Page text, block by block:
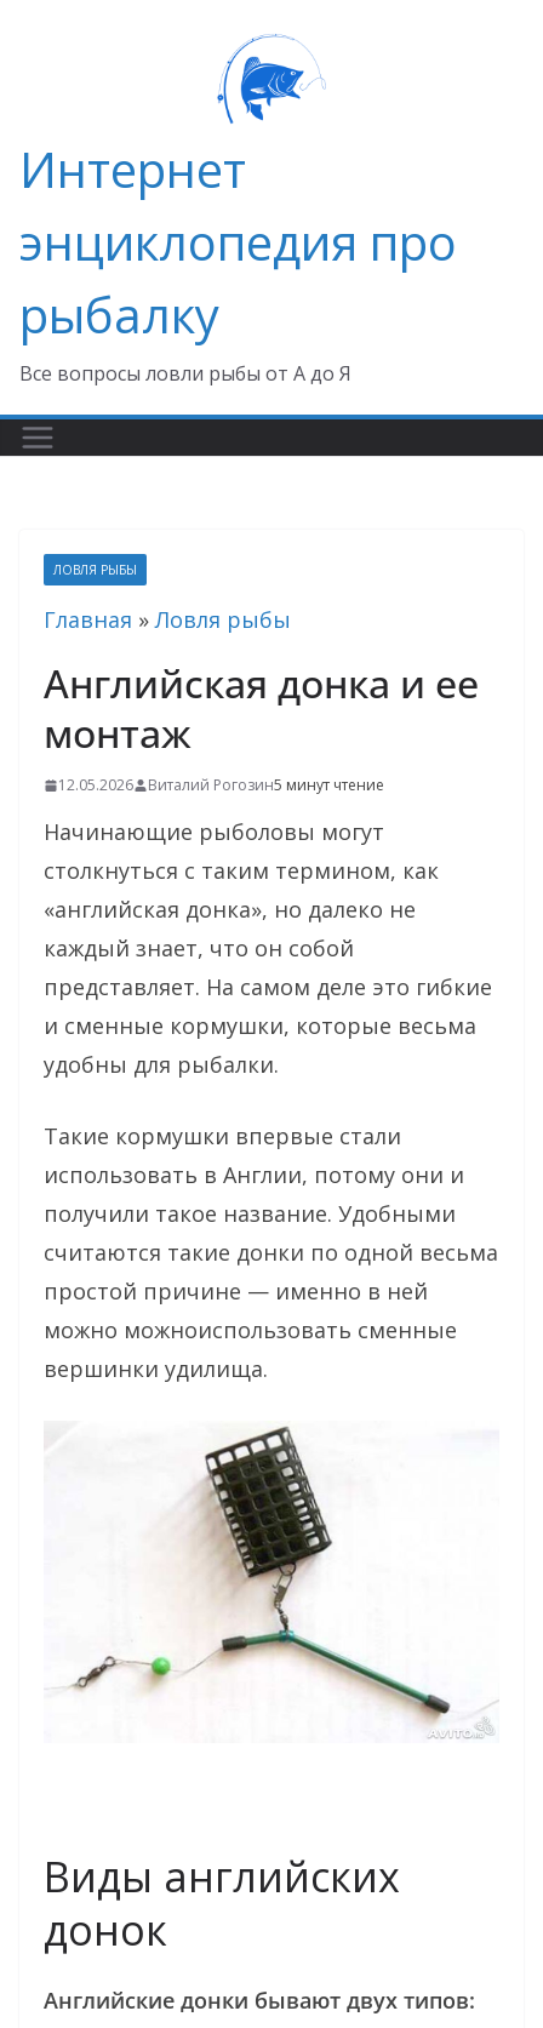
Интернет
энциклопедия про
рыбалку
Все вопросы ловли рыбы от А до Я
ЛОВЛЯ РЫБЫ
Главная »Ловля рыбы
Английская донка и ее
монтаж
12.05.2026 Виталий Рогозин5 минут чтение
Начинающие рыболовы могут
столкнуться с таким термином, как
«английская донка», но далеко не
каждый знает, что он собой
представляет. На самом деле это гибкие
и сменные кормушки, которые весьма
удобны для рыбалки.
Такие кормушки впервые стали
использовать в Англии, потому они и
получили такое название. Удобными
считаются такие донки по одной весьма
простой причине — именно в ней
можно можноиспользовать сменные
вершинки удилища.
Виды английских
донок
Английские донки бывают двух типов: